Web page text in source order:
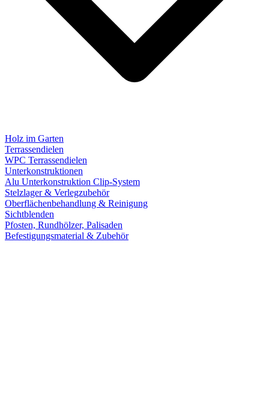
Holz im Garten
Terrassendielen
WPC Terrassendielen
Unterkonstruktionen
Alu Unterkonstruktion Clip-System
Stelzlager & Verlegzubehör
Oberflächenbehandlung & Reinigung
Sichtblenden
Pfosten, Rundhölzer, Palisaden
Befestigungsmaterial & Zubehör